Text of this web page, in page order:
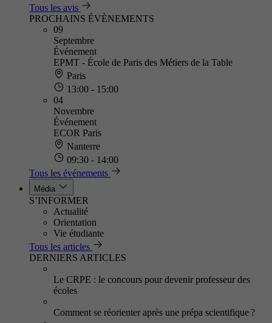
Tous les avis
PROCHAINS ÉVÈNEMENTS
09
Septembre
Événement
EPMT - École de Paris des Métiers de la Table
Paris
13:00 - 15:00
04
Novembre
Événement
ECOR Paris
Nanterre
09:30 - 14:00
Tous les événements
Média
S’INFORMER
Actualité
Orientation
Vie étudiante
Tous les articles
DERNIERS ARTICLES
Le CRPE : le concours pour devenir professeur des
écoles
Comment se réorienter après une prépa scientifique ?